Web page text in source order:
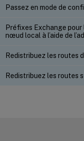
Passez en mode de
Préfixes Exchange
nœud local à l’aide de
Redistribuez les routes
Redistribuez les routes